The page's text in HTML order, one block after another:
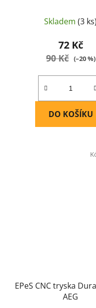
Skladem(3 ks)
72 Kč
90 Kč (–20 %)
DO KOŠÍKU
EPeS CNC tryska
AEG